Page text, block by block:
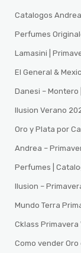
Catalogos
Perfumes
Lamasini |
El General &
Danesi –
Ilusion Verano
Oro y Plata por
Andrea –
Perfumes |
Ilusion –
Mundo Terra
Cklass Primavera
Como vender Oro